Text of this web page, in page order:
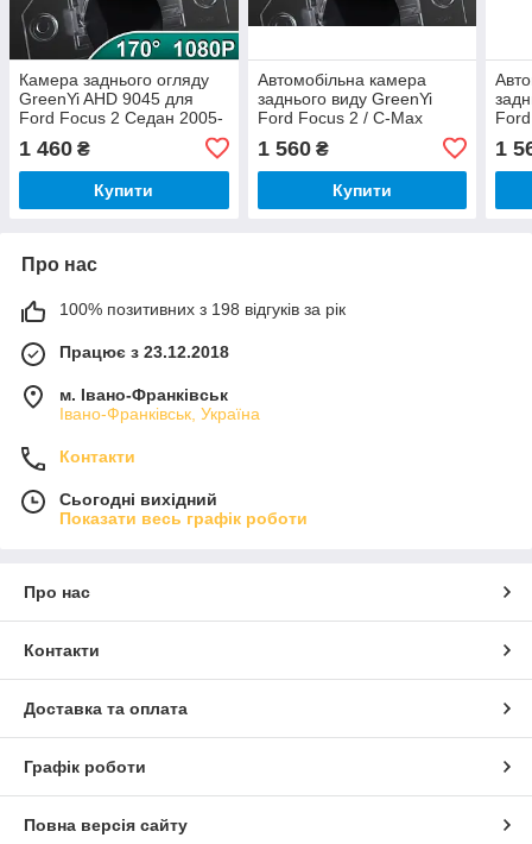
Камера заднього огляду
GreenYi AHD 9045 для
Ford Focus 2 Седан 2005-
1 460 ₴
Купити
Автомобільна камера
заднього виду GreenYi
Ford Focus 2 / C-Max
1 560₴
Купити
1
Про нас
100% позитивних з 198 відгуків за рік
Працює з 23.12.2018
м. Івано-Франківськ
Івано-Франківськ, Україна
Контакти
Сьогодні вихідний
Показати весь графік роботи
Про нас
Контакти
Доставка та оплата
Графік роботи
Повна версія сайту